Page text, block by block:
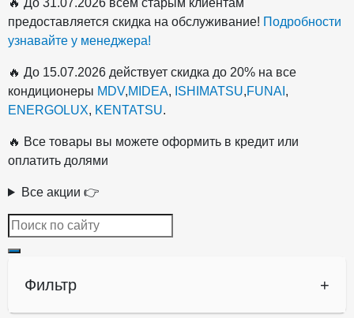
🔥 До 31.07.2026 всем старым клиентам
предоставляется скидка на обслуживание! Подробности
узнавайте у менеджера!
🔥 До 15.07.2026 действует скидка до 20% на все
кондиционеры MDV,MIDEA, ISHIMATSU,FUNAI ,
ENERGOLUX, KENTATSU.
🔥 Все товары вы можете оформить в кредит или
оплатить долями
Все акции 👉
Фильтр +